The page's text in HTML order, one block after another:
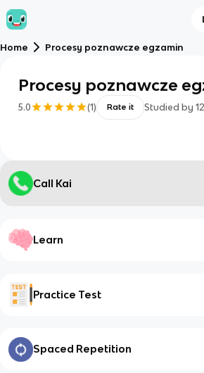
Home Procesy poznawcze egzamin
Procesy poznawcze
5.0 (1) Rate it Studied by 12
Call Kai
Learn
Practice Test
Spaced Repetition